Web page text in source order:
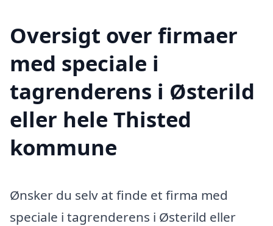
Oversigt over firmaer
med speciale i
tagrenderens i Østerild
eller hele Thisted
kommune
Ønsker du selv at finde et firma med
speciale i tagrenderens i Østerild eller